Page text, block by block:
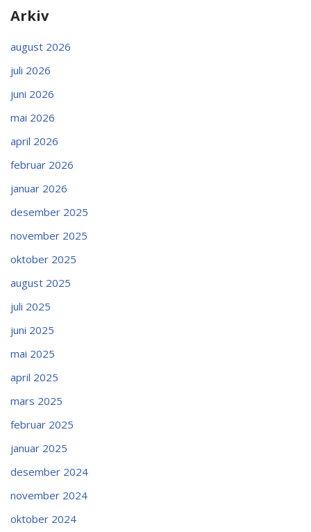
Arkiv
august 2026
juli 2026
juni 2026
mai 2026
april 2026
februar 2026
januar 2026
desember 2025
november 2025
oktober 2025
august 2025
juli 2025
juni 2025
mai 2025
april 2025
mars 2025
februar 2025
januar 2025
desember 2024
november 2024
oktober 2024